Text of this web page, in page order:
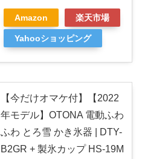
Amazon 楽天市場
Yahooショッピング
【今だけオマケ付】【2022
年モデル】OTONA 電動ふわ
ふわ とろ雪 かき氷器 | DTY-
B2GR + 製氷カップ HS-19M